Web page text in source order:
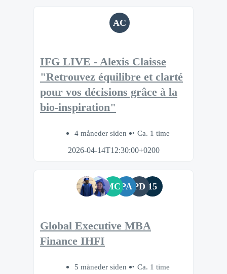
AC
IFG LIVE - Alexis Claisse
"Retrouvez équilibre et clarté
pour vos décisions grâce à la
bio‑inspiration"
4 måneder siden
Ca. 1 time
2026-04-14T12:30:00+0200
MC PA PD 15
Global Executive MBA
Finance IHFI
5 måneder siden Ca. 1 time